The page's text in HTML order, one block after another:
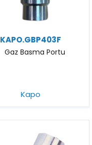
KAPO.GBP403F
Gaz Basma Portu
Kapo